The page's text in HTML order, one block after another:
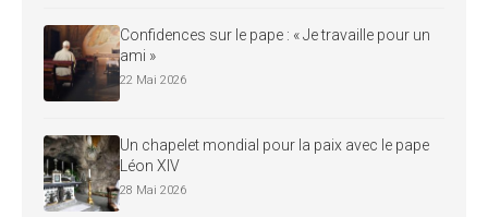
Confidences sur le pape : « Je travaille pour un
ami »
22 Mai 2026
Un chapelet mondial pour la paix avec le pape
Léon XIV
28 Mai 2026